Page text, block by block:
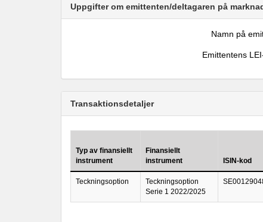
Uppgifter om emittenten/deltagaren på
Namn på
Emittentens
Transaktionsdetaljer
Typ av finansiellt
instrument
Finansiellt
instrument
ISIN-kod
Teckningsoption
Teckningsoption
Serie 1 2022/2025